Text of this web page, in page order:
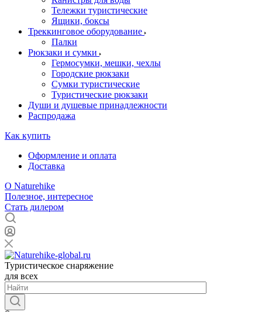
Тележки туристические
Ящики, боксы
Треккинговое оборудование
Палки
Рюкзаки и сумки
Гермосумки, мешки, чехлы
Городские рюкзаки
Сумки туристические
Туристические рюкзаки
Души и душевые принадлежности
Распродажа
Как купить
Оформление и оплата
Доставка
О Naturehike
Полезное, интересное
Стать дилером
Туристическое снаряжение
для всех